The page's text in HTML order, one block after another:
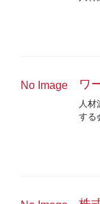
No Image ワ
人材
する